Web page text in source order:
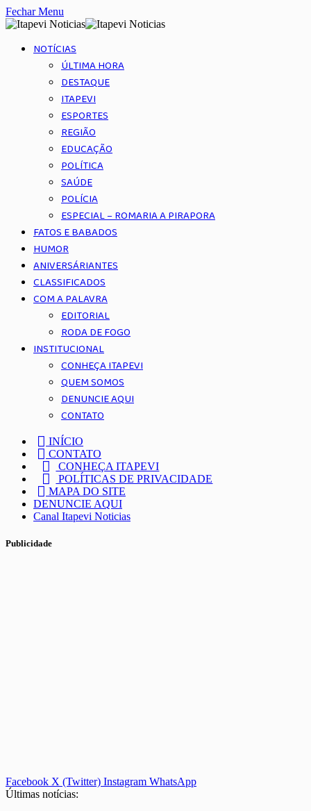
Fechar Menu
NOTÍCIAS
ÚLTIMA HORA
DESTAQUE
ITAPEVI
ESPORTES
REGIÃO
EDUCAÇÃO
POLÍTICA
SAÚDE
POLÍCIA
ESPECIAL – ROMARIA A PIRAPORA
FATOS E BABADOS
HUMOR
ANIVERSÁRIANTES
CLASSIFICADOS
COM A PALAVRA
EDITORIAL
RODA DE FOGO
INSTITUCIONAL
CONHEÇA ITAPEVI
QUEM SOMOS
DENUNCIE AQUI
CONTATO
INÍCIO
CONTATO
CONHEÇA ITAPEVI
POLÍTICAS DE PRIVACIDADE
MAPA DO SITE
DENUNCIE AQUI
Canal Itapevi Noticias
Publicidade
Facebook X (Twitter) Instagram WhatsApp
Últimas notícias: